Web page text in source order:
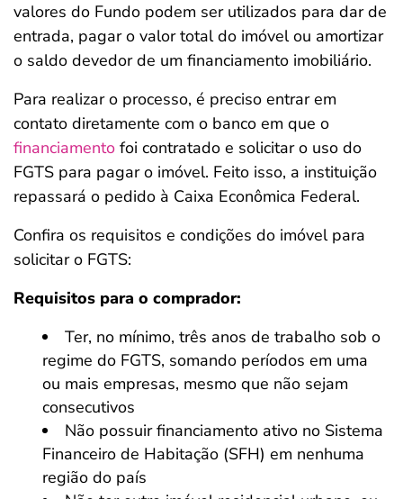
valores do Fundo podem ser utilizados para dar de
entrada, pagar o valor total do imóvel ou amortizar
o saldo devedor de um financiamento imobiliário.
Para realizar o processo, é preciso entrar em
contato diretamente com o banco em que o
financiamento foi contratado e solicitar o uso do
FGTS para pagar o imóvel. Feito isso, a instituição
repassará o pedido à Caixa Econômica Federal.
Confira os requisitos e condições do imóvel para
solicitar o FGTS:
Requisitos para o comprador:
Ter, no mínimo, três anos de trabalho sob o
regime do FGTS, somando períodos em uma
ou mais empresas, mesmo que não sejam
consecutivos
Não possuir financiamento ativo no Sistema
Financeiro de Habitação (SFH) em nenhuma
região do país